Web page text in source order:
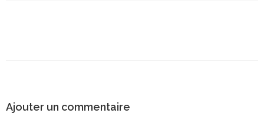
Ajouter un commentaire